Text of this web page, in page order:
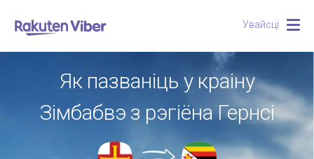
Увайсці
Як пазваніць у краіну
Зімбабвэ з рэгіёна Гернсі